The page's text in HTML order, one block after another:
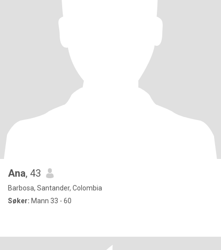
Ana, 43
Barbosa, Santander, Colombia
Søker: Mann 33 - 60